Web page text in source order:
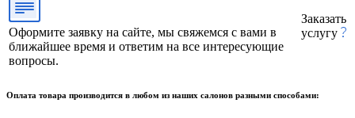
Оформите заявку на сайте, мы свяжемся с вами в
ближайшее время и ответим на все интересующие
вопросы.
Заказать
услугу
Оплата товара производится в любом из наших салонов разными способами: